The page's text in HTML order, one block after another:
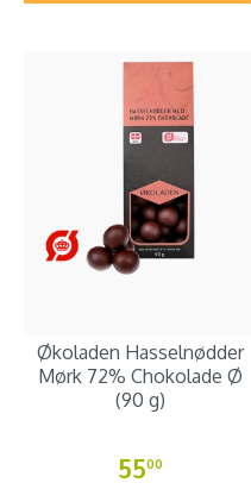
Økoladen Hasselnødder
Mørk 72% Chokolade Ø
(90 g)
5500